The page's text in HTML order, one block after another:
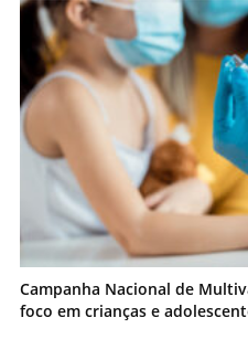
Campanha Nacional de
foco em crianças e